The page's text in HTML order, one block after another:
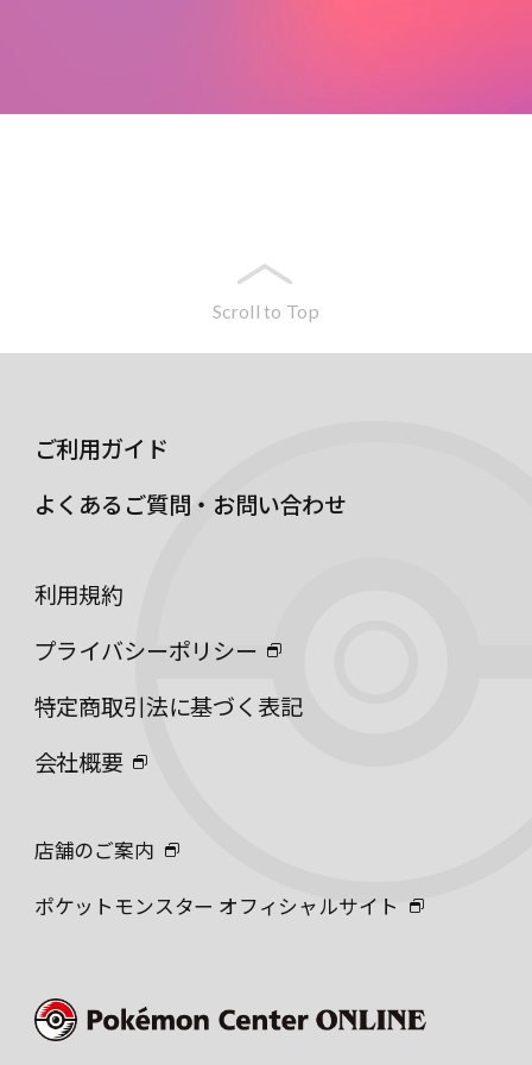
Scroll to Top
ご利用ガイド
よくあるご質問・お問い合わせ
利用規約
プライバシーポリシー
特定商取引法に基づく表記
会社概要
店舗のご案内
ポケットモンスター オフィシャルサイト